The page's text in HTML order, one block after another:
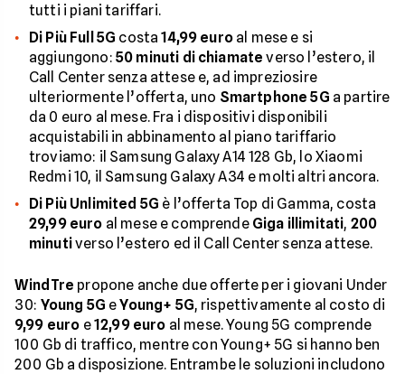
tutti i piani tariffari.
Di Più Full 5G costa14,99 euroal mese e si
aggiungono: 50 minuti di chiamate verso l’estero, il
Call Center senza attese e, ad impreziosire
ulteriormente l’offerta, uno Smartphone 5G a partire
da 0 euro al mese. Fra i dispositivi disponibili
acquistabili in abbinamento al piano tariffario
troviamo: il Samsung Galaxy A14 128 Gb, lo Xiaomi
Redmi 10, il Samsung Galaxy A34 e molti altri ancora.
Di Più Unlimited 5G è l’offerta Top di Gamma, costa
29,99 euro al mese e comprende Giga illimitati, 200
minutiverso l’estero ed il Call Center senza attese.
WindTre propone anche due offerte per i giovani Under
30: Young 5G eYoung+ 5G, rispettivamente al costo di
9,99 euro e12,99 euro al mese. Young 5G comprende
100 Gb di traffico, mentre con Young+ 5G si hanno ben
200 Gb a disposizione. Entrambe le soluzioni includono